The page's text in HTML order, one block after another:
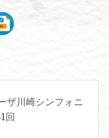
ザ川崎シンフォニ
回